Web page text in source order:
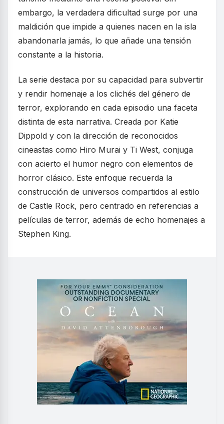
embargo, la verdadera dificultad surge por una
maldición que impide a quienes nacen en la isla
abandonarla jamás, lo que añade una tensión
constante a la historia.
La serie destaca por su capacidad para subvertir
y rendir homenaje a los clichés del género de
terror, explorando en cada episodio una faceta
distinta de esta narrativa. Creada por Katie
Dippold y con la dirección de reconocidos
cineastas como Hiro Murai y Ti West, conjuga
con acierto el humor negro con elementos de
horror clásico. Este enfoque recuerda la
construcción de universos compartidos al estilo
de Castle Rock, pero centrado en referencias a
películas de terror, además de echo homenajes a
Stephen King.